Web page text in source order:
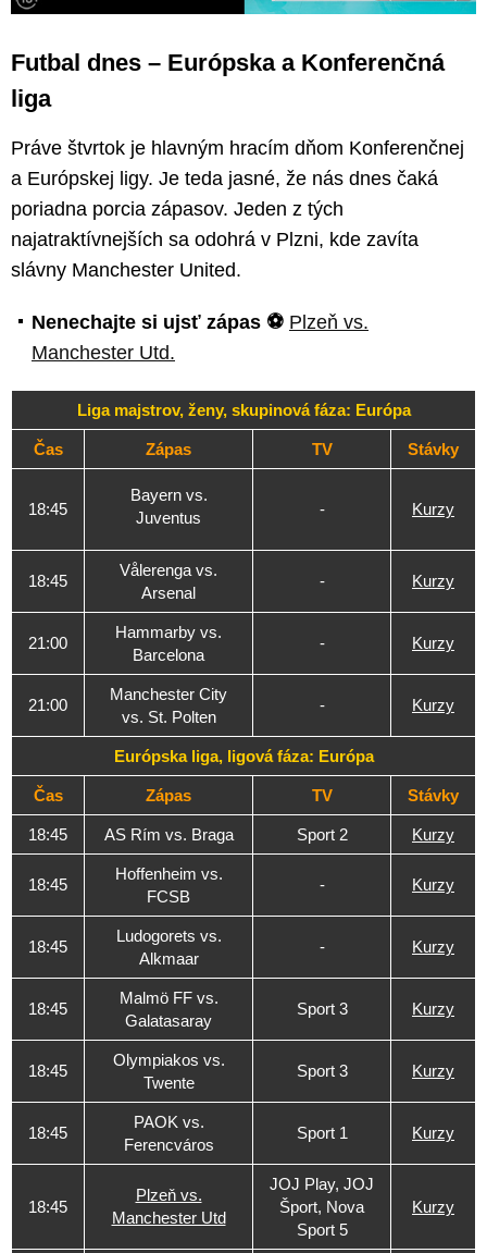
Futbal dnes – Európska a Konferenčná
liga
Práve štvrtok je hlavným hracím dňom Konferenčnej
a Európskej ligy. Je teda jasné, že nás dnes čaká
poriadna porcia zápasov. Jeden z tých
najatraktívnejších sa odohrá v Plzni, kde zavíta
slávny Manchester United.
Nenechajte si ujsť zápas ⚽ Plzeň vs.
Manchester Utd.
Liga majstrov, ženy, skupinová fáza: Európa
Čas Zápas TV Stávky
18:45
Bayern vs.
Juventus
- Kurzy
18:45
Vålerenga vs.
Arsenal
- Kurzy
21:00
Hammarby vs.
Barcelona
- Kurzy
21:00
Manchester City
vs. St. Polten
- Kurzy
Európska liga, ligová fáza: Európa
Čas Zápas TV Stávky
18:45 AS Rím vs. Braga Sport 2 Kurzy
18:45
Hoffenheim vs.
FCSB
- Kurzy
18:45
Ludogorets vs.
Alkmaar
- Kurzy
18:45
Malmö FF vs.
Galatasaray
Sport 3 Kurzy
18:45
Olympiakos vs.
Twente
Sport 3 Kurzy
18:45
PAOK vs.
Ferencváros
Sport 1 Kurzy
18:45
Plzeň vs.
Manchester Utd
JOJ Play, JOJ
Šport, Nova
Sport 5
Kurzy